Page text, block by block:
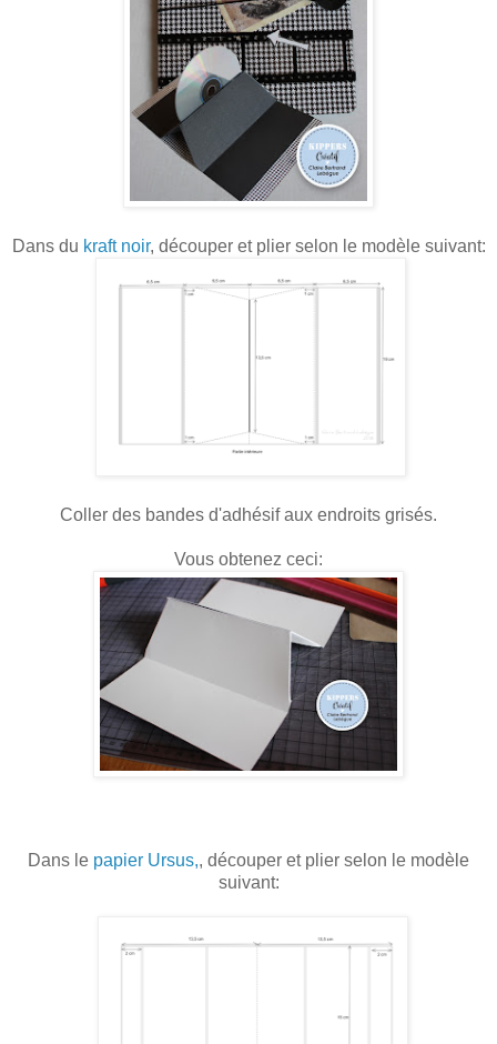
Dans du kraft noir, découper et plier selon le modèle suivant:
Coller des bandes d'adhésif aux endroits grisés.
Vous obtenez ceci:
Dans le papier Ursus,, découper et plier selon le modèle
suivant: